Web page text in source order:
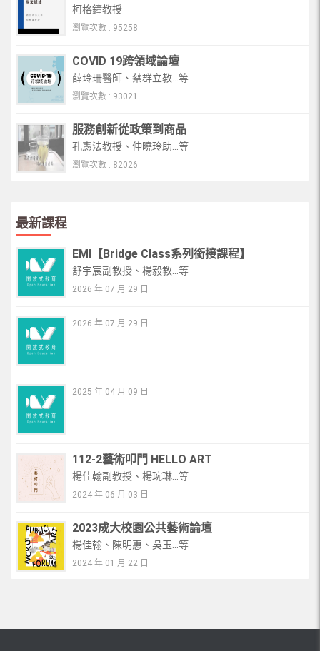
柯格鐘教授
瀏覽次數 : 95258
COVID 19跨領域論壇
薛玲珊醫師、蔡群立教...等
瀏覽次數 : 93021
服務創新從政策到商品
孔憲法教授、仲曉玲助...等
瀏覽次數 : 82026
最新課程
EMI【Bridge Class系列銜接課程】
舒宇宸副教授、楊毅教...等
2026 年 07 月 29 日
2026 年 07 月 29 日
2025 年 04 月 09 日
112-2藝術叩門 HELLO ART
楊佳翰副教授、楊琬琳...等
2024 年 06 月 03 日
2023成大校園公共藝術論壇
楊佳翰、陳明惠、吳玉...等
2024 年 01 月 22 日